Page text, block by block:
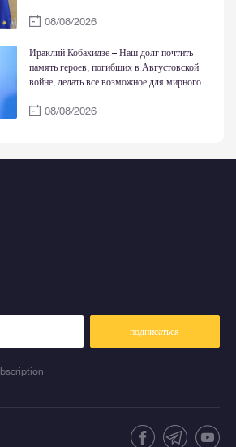
тогдашний президент РФ – То, что случилось
обстрелял Цхинвали
08/08/2026
Ираклий Кобахидзе – Наш долг почтить
память героев, погибших в Августовской
войне, делать все возможное для мирного
целостности Грузии
08/08/2026
подписаться